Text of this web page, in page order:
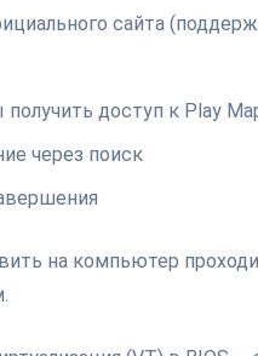
сайта
доступ к Play
через поиск
на компьютер